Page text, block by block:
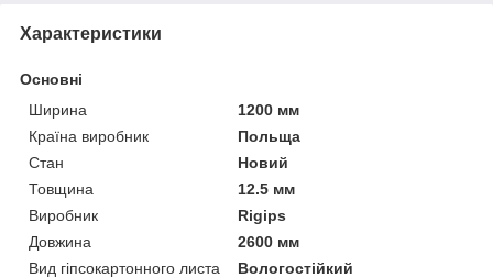
Характеристики
Основні
Ширина
1200 мм
Країна виробник
Польща
Стан
Новий
Товщина
12.5 мм
Виробник
Rigips
Довжина
2600 мм
Вид гіпсокартонного листа
Вологостійкий